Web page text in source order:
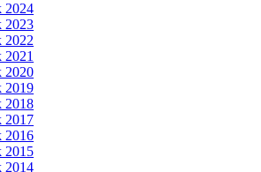
2024
2023
2022
2021
2020
2019
2018
2017
2016
2015
2014